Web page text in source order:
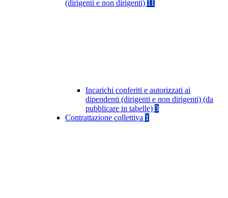
(dirigenti e non dirigenti) 11
Incarichi conferiti e autorizzati ai
dipendenti (dirigenti e non dirigenti) (da
pubblicare in tabelle) 3
Contrattazione collettiva 1